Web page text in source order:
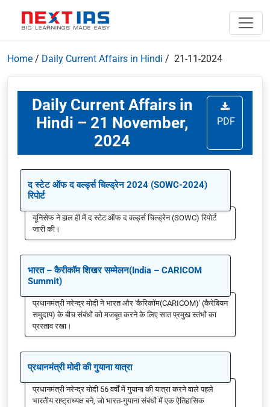
Home / Daily Current Affairs in Hindi / 21-11-2024
Daily Current Affairs in
Hindi – 21 November,
2024
PDF
द स्टेट ऑफ द वर्ल्ड्स चिल्ड्रेन 2024 (SOWC-2024)
रिपोर्ट
यूनिसेफ ने हाल ही में द स्टेट ऑफ द वर्ल्ड्स चिल्ड्रेन (SOWC) रिपोर्ट
जारी की।
भारत – कैरीकॉम शिखर सम्मेलन(India – CARICOM
Summit)
प्रधानमंत्री नरेन्द्र मोदी ने भारत और 'कैरिकॉम(CARICOM)' (कैरेबियन
समुदाय) के बीच संबंधों को मजबूत करने के लिए सात प्रमुख स्तंभों का
प्रस्ताव रखा।
प्रधानमंत्री मोदी की गुयाना यात्रा
प्रधानमंत्री नरेन्द्र मोदी 56 वर्षों में गुयाना की यात्रा करने वाले पहले
भारतीय राष्ट्राध्यक्ष बने, जो भारत-गुयाना संबंधों में एक ऐतिहासिक